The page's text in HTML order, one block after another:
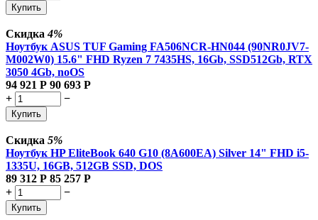
Купить
Скидка4%
Ноутбук ASUS TUF Gaming FA506NCR-HN044 (90NR0JV7-
M002W0) 15.6" FHD Ryzen 7 7435HS, 16Gb, SSD512Gb, RTX
3050 4Gb, noOS
94 921 Р 90 693 Р
+
−
Купить
Скидка 5%
Ноутбук HP EliteBook 640 G10 (8A600EA) Silver 14" FHD i5-
1335U, 16GB, 512GB SSD, DOS
89 312 Р 85 257 Р
+
−
Купить